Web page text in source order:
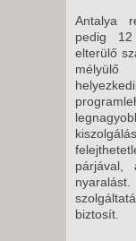
Antalya
pedig
elterülő
mélyülő
párjával,
biztosít.